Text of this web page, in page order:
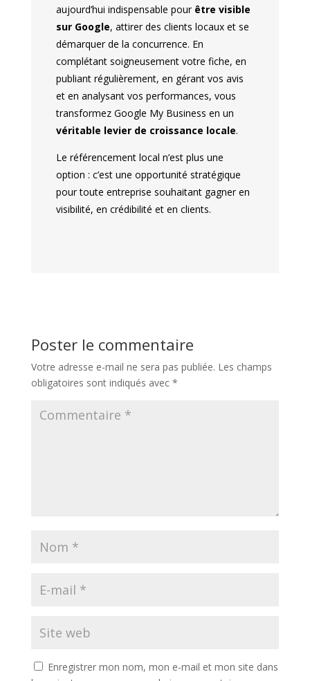
aujourd’hui indispensable pour être visible
sur Google, attirer des clients locaux et se
démarquer de la concurrence. En
complétant soigneusement votre fiche, en
publiant régulièrement, en gérant vos avis
et en analysant vos performances, vous
transformez Google My Business en un
véritable levier de croissance locale.
Le référencement local n’est plus une
option : c’est une opportunité stratégique
pour toute entreprise souhaitant gagner en
visibilité, en crédibilité et en clients.
Poster le commentaire
Votre adresse e-mail ne sera pas publiée. Les champs
obligatoires sont indiqués avec *
Enregistrer mon nom, mon e-mail et mon site dans